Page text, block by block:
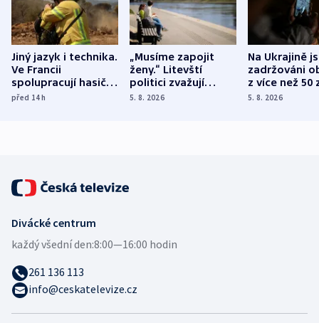
Jiný jazyk i technika.
Ve Francii
spolupracují hasiči z
různých zemí
před 14h
„Musíme zapojit
ženy.“ Litevští
politici zvažují
dohodu o
5. 8. 2026
Na Ukrajině
zadržováni
z více než 50
Bojovali na
5. 8. 2026
Divácké centrum
každý všední den:8:00—16:00 hodin
261 136 113
info@ceskatelevize.cz